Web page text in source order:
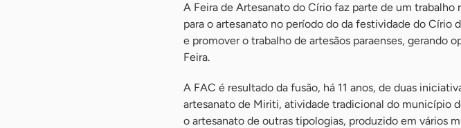
A Feira de Artesanato do Círio faz parte de um trabalho
para o artesanato no período do da festividade do Círio
e promover o trabalho de artesãos paraenses, gerando
Feira.
A FAC é resultado da fusão, há 11 anos, de duas
artesanato de Miriti, atividade tradicional do município
o artesanato de outras tipologias, produzido em vários